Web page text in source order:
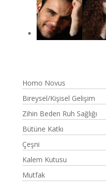
Homo Novus
Bireysel/Kişisel Gelişim
Zihin Beden Ruh Sağlığı
Bütüne Katkı
Çeşni
Kalem Kutusu
Mutfak